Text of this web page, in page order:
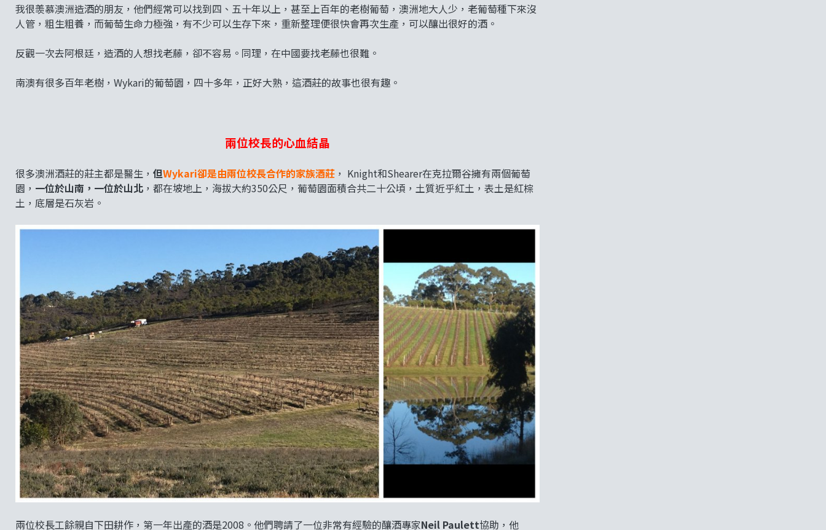
我很羡慕澳洲造酒的朋友，他們經常可以找到四、五十年以上，甚至上百年的老樹葡萄，澳洲地大人少，老葡萄種下來沒
人管，粗生粗養，而葡萄生命力極強，有不少可以生存下來，重新整理便很快會再次生產，可以釀出很好的酒。
反觀一次去阿根廷，造酒的人想找老藤，卻不容易。同理，在中國要找老藤也很難。
南澳有很多百年老樹，Wykari的葡萄園，四十多年，正好大熟，這酒莊的故事也很有趣。
兩位校長的心血結晶
很多澳洲酒莊的莊主都是醫生， 但Wykari卻是由兩位校長合作的家族酒莊 ， Knight和Shearer在克拉爾谷擁有兩個葡萄
園， 一位於山南，一位於山北 ，都在坡地上，海拔大約350公尺，葡萄園面積合共二十公頃，土質近乎紅土，表土是紅棕
土，底層是石灰岩。
兩位校長工餘親自下田耕作，第一年出產的酒是2008。他們聘請了一位非常有經驗的釀酒專家Neil Paulett協助，他